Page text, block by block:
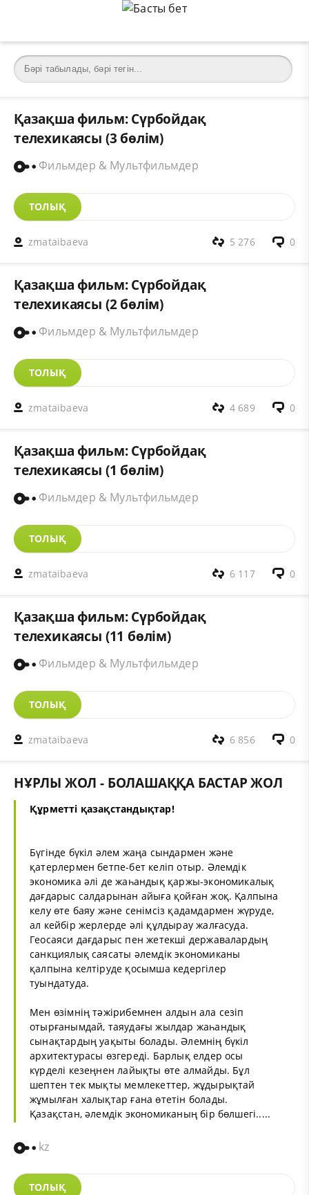
Қазақша фильм: Сүрбойдақ
телехикаясы (3 бөлім)
Фильмдер & Мультфильмдер
ТОЛЫҚ
zmataibaeva 0
5 276
Қазақша фильм: Сүрбойдақ
телехикаясы (2 бөлім)
Фильмдер & Мультфильмдер
ТОЛЫҚ
zmataibaeva 0
4 689
Қазақша фильм: Сүрбойдақ
телехикаясы (1 бөлім)
Фильмдер & Мультфильмдер
ТОЛЫҚ
zmataibaeva 0
6 117
Қазақша фильм: Сүрбойдақ
телехикаясы (11 бөлім)
Фильмдер & Мультфильмдер
ТОЛЫҚ
zmataibaeva 0
6 856
НҰРЛЫ ЖОЛ - БОЛАШАҚҚА БАСТАР ЖОЛ
Құрметті қазақстандықтар!
Бүгінде бүкіл әлем жаңа сындармен және
қатерлермен бетпе-бет келіп отыр. Әлемдік
экономика әлі де жаһандық қаржы-экономикалық
дағдарыс салдарынан айыға қойған жоқ. Қалпына
келу өте баяу және сенімсіз қадамдармен жүруде,
ал кейбір жерлерде әлі құлдырау жалғасуда.
Геосаяси дағдарыс пен жетекші державалардың
санкциялық саясаты әлемдік экономиканы
қалпына келтіруде қосымша кедергілер
туындатуда.
Мен өзімнің тәжірибемнен алдын ала сезіп
отырғанымдай, таяудағы жылдар жаһандық
сынақтардың уақыты болады. Әлемнің бүкіл
архитектурасы өзгереді. Барлық елдер осы
күрделі кезеңнен лайықты өте алмайды. Бұл
шептен тек мықты мемлекеттер, жұдырықтай
жұмылған халықтар ғана өтетін болады.
Қазақстан, әлемдік экономиканың бір бөлшегі.....
kz
ТОЛЫҚ